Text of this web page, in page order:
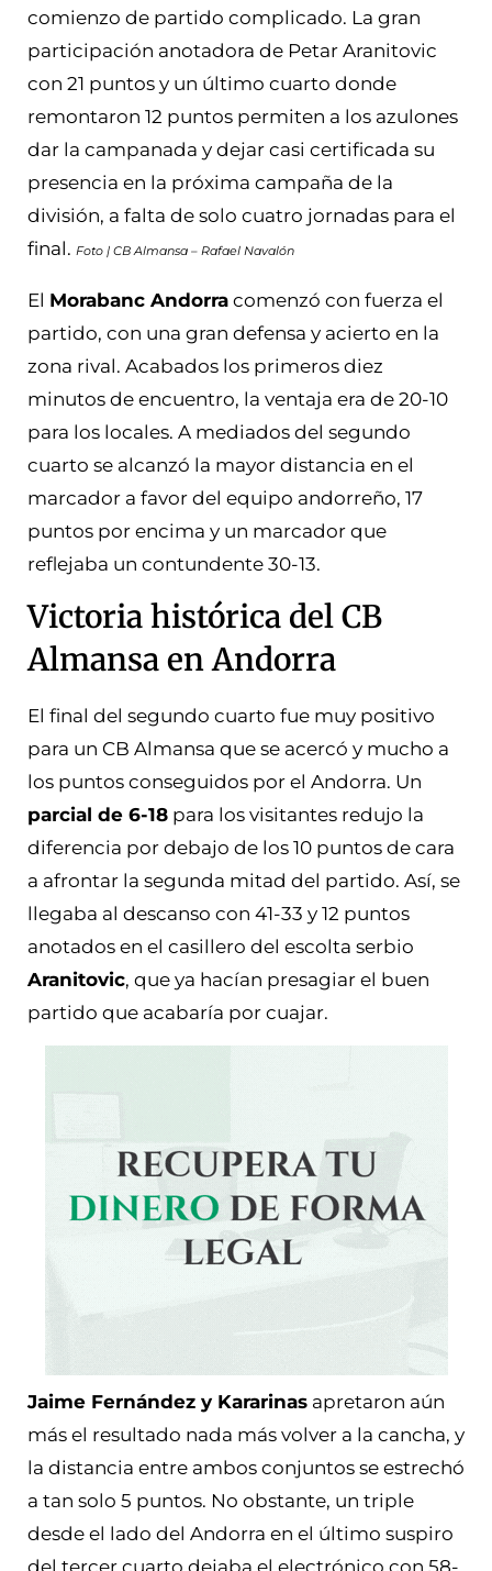
comienzo de partido complicado. La gran
participación anotadora de Petar Aranitovic
con 21 puntos y un último cuarto donde
remontaron 12 puntos permiten a los azulones
dar la campanada y dejar casi certificada su
presencia en la próxima campaña de la
división, a falta de solo cuatro jornadas para el
final. Foto | CB Almansa – Rafael Navalón
El Morabanc Andorra comenzó con fuerza el
partido, con una gran defensa y acierto en la
zona rival. Acabados los primeros diez
minutos de encuentro, la ventaja era de 20-10
para los locales. A mediados del segundo
cuarto se alcanzó la mayor distancia en el
marcador a favor del equipo andorreño, 17
puntos por encima y un marcador que
reflejaba un contundente 30-13.
Victoria histórica del CB
Almansa en Andorra
El final del segundo cuarto fue muy positivo
para un CB Almansa que se acercó y mucho a
los puntos conseguidos por el Andorra. Un
parcial de 6-18 para los visitantes redujo la
diferencia por debajo de los 10 puntos de cara
a afrontar la segunda mitad del partido. Así, se
llegaba al descanso con 41-33 y 12 puntos
anotados en el casillero del escolta serbio
Aranitovic, que ya hacían presagiar el buen
partido que acabaría por cuajar.
Jaime Fernández y Kararinas apretaron aún
más el resultado nada más volver a la cancha, y
la distancia entre ambos conjuntos se estrechó
a tan solo 5 puntos. No obstante, un triple
desde el lado del Andorra en el último suspiro
del tercer cuarto dejaba el electrónico con 58-